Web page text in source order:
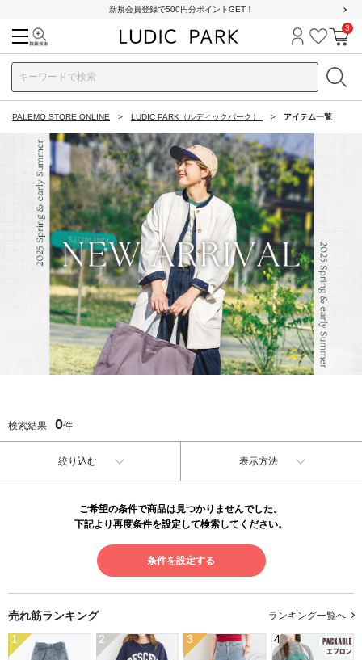
新規会員登録で500円分ポイントGET！
ログイン
お気に
カ
3
PALEMO STORE ONLINE LUDIC PARK（ルディックパーク） アイテム一覧
検索結果 0件
絞り込む 表示方法
ご希望の条件で商品は見つかりませんでした。
下記より再度条件を設定して検索してください。
条件を設定する
売れ筋ランキング ランキング一覧へ
1 2 3 4